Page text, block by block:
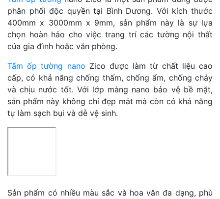
phân phối độc quyền tại Bình Dương. Với kích thước
400mm x 3000mm x 9mm, sản phẩm này là sự lựa
chọn hoàn hảo cho việc trang trí các tường nội thất
của gia đình hoặc văn phòng.
Tấm ốp tường nano Zico được làm từ chất liệu cao
cấp, có khả năng chống thấm, chống ẩm, chống cháy
và chịu nước tốt. Với lớp màng nano bảo vệ bề mặt,
sản phẩm này không chỉ đẹp mắt mà còn có khả năng
tự làm sạch bụi và dễ vệ sinh.
Sản phẩm có nhiều màu sắc và hoa văn đa dạng, phù